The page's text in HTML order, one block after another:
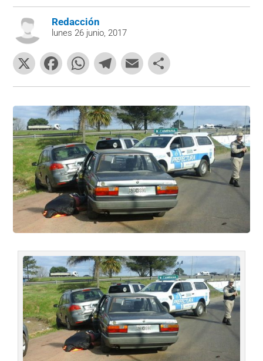
Redacción
lunes 26 junio, 2017
X
F
a
c
e
b
o
o
k
W
h
at
s
A
p
p
T
el
e
gr
a
m
E
m
ai
l
o
m
p
ar
tir